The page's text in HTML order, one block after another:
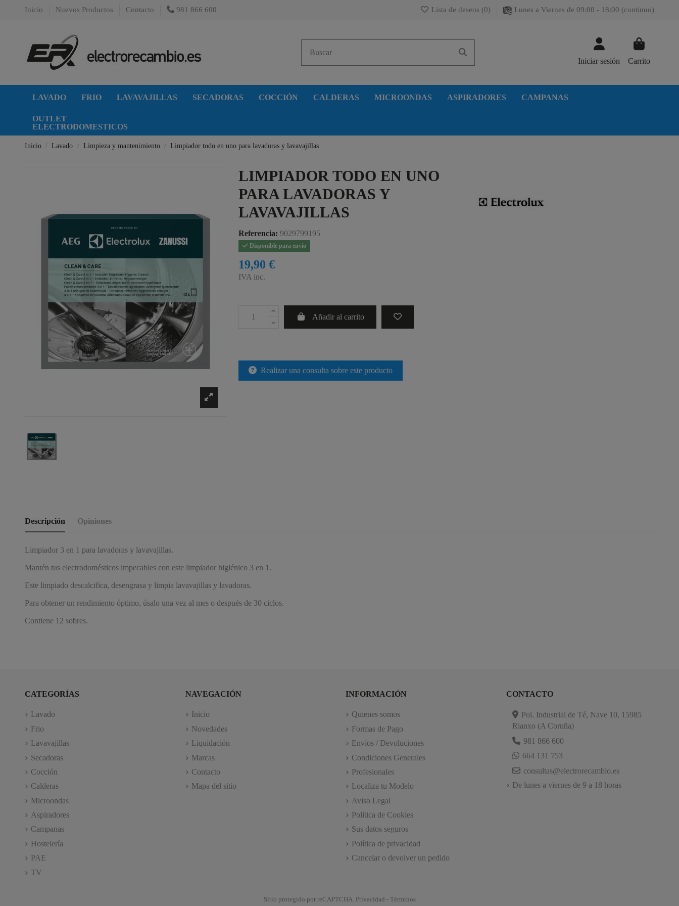
Inicio Nuevos Productos Contacto 981 866 600 Lista de deseos (0) Lunes a Viernes de 09:00 - 18:00 (continuo)
Iniciar sesión Carrito
LAVADO FRIO LAVAVAJILLAS SECADORAS COCCIÓN CALDERAS MICROONDAS ASPIRADORES CAMPANAS
OUTLET
ELECTRODOMESTICOS
Inicio Lavado Limpieza y mantenimiento Limpiador todo en uno para lavadoras y lavavajillas
LIMPIADOR TODO EN UNO
PARA LAVADORAS Y
LAVAVAJILLAS
Referencia: 9029799195
Disponible para envío
19,90 €
IVA inc.
Añadir al carrito
Realizar una consulta sobre este producto
Descripción Opiniones
Limpiador 3 en 1 para lavadoras y lavavajillas.
Mantén tus electrodomésticos impecables con este limpiador higiénico 3 en 1.
Este limpiado descalcifica, desengrasa y limpia lavavajillas y lavadoras.
Para obtener un rendimiento óptimo, úsalo una vez al mes o después de 30 ciclos.
Contiene 12 sobres.
CATEGORÍAS
Lavado
Frio
Lavavajillas
Secadoras
Cocción
Calderas
Microondas
Aspiradores
Campanas
Hostelería
PAE
TV
NAVEGACIÓN
Inicio
Novedades
Liquidación
Marcas
Contacto
Mapa del sitio
INFORMACIÓN
Quienes somos
Formas de Pago
Envíos / Devoluciones
Condiciones Generales
Profesionales
Localiza tu Modelo
Aviso Legal
Política de Cookies
Sus datos seguros
Política de privacidad
Cancelar o devolver un pedido
CONTACTO
Pol. Industrial de Té, Nave 10, 15985
Rianxo (A Coruña)
981 866 600
664 131 753
consultas@electrorecambio.es
De lunes a viernes de 9 a 18 horas
Sitio protegido por reCAPTCHA. Privacidad - Términos